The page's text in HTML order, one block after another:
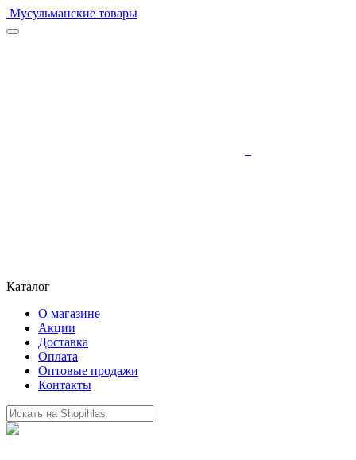
Мусульманские товары
Каталог
О магазине
Акции
Доставка
Оплата
Оптовые продажи
Контакты